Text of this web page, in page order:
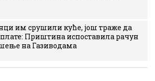
им срушили куће, још траже да
Приштина испоставила рачун
на Газиводама